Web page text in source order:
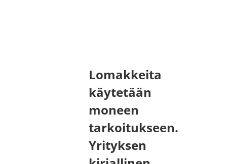
Lomakkeita
käytetään
moneen
tarkoitukseen.
Yrityksen